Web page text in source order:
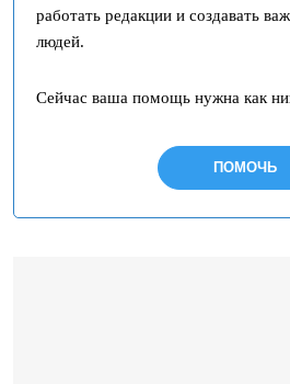
работать редакции и создавать
людей.
Сейчас ваша помощь нужна как
ПОМОЧЬ